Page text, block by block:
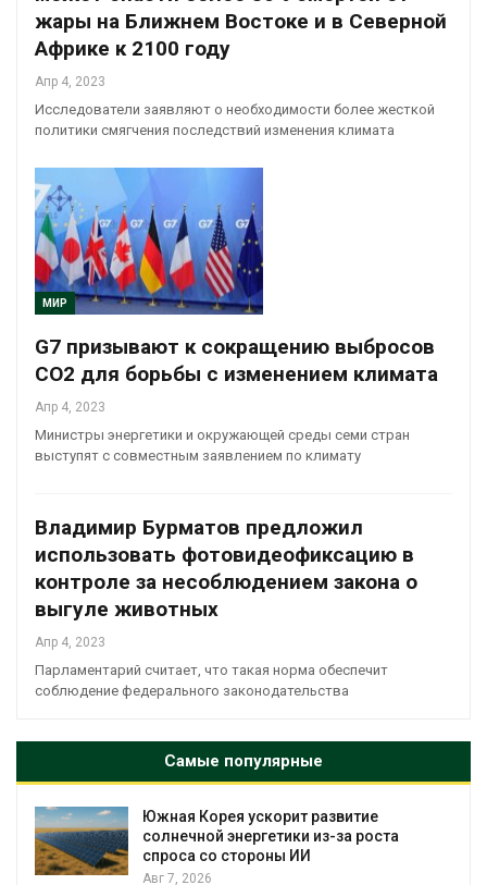
жары на Ближнем Востоке и в Северной
Африке к 2100 году
Апр 4, 2023
Исследователи заявляют о необходимости более жесткой
политики смягчения последствий изменения климата
МИР
G7 призывают к сокращению выбросов
CO2 для борьбы с изменением климата
Апр 4, 2023
Министры энергетики и окружающей среды семи стран
выступят с совместным заявлением по климату
Владимир Бурматов предложил
использовать фотовидеофиксацию в
контроле за несоблюдением закона о
выгуле животных
Апр 4, 2023
Парламентарий считает, что такая норма обеспечит
соблюдение федерального законодательства
Самые популярные
развитие
из-за роста
В Индии проект дата-
столкнулся с
близости заповедника